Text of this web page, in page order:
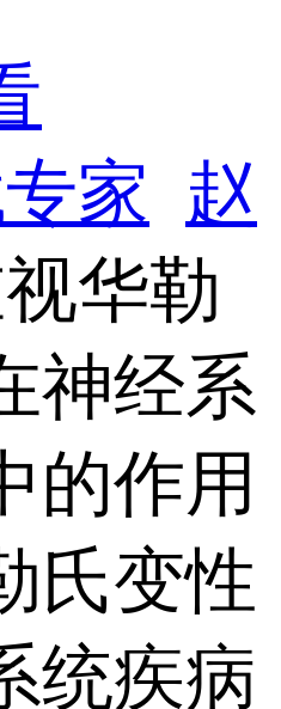
家 赵
华勒
神经系
的作用
氏变性
统疾病